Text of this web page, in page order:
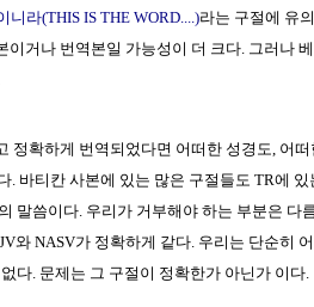
니라(THIS IS THE WORD....)라는 구절에 유
거나 번역본일 가능성이 더 크다. 그러나
정확하게 번역되었다면 어떠한 성경도, 어
. 바티칸 사본에 있는 많은 구절들도 TR에
말씀이다. 우리가 거부해야 하는 부분은 다
와 NASV가 정확하게 같다. 우리는 단순히
다. 문제는 그 구절이 정확한가 아닌가 이다.